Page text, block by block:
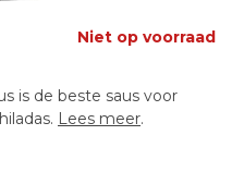
Niet op voorraad
is de beste saus voor
Lees meer.